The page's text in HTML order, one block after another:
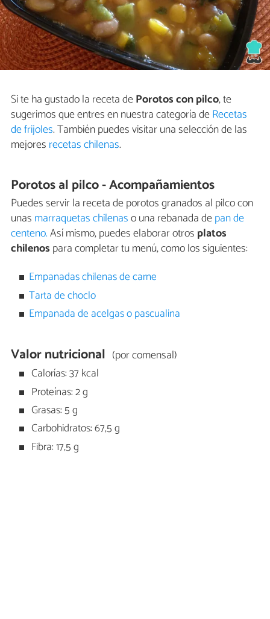
Si te ha gustado la receta dePorotos con pilco, te
sugerimos que entres en nuestra categoría deRecetas
de frijoles. También puedes visitar una selección de las
mejores recetas chilenas.
Porotos al pilco - Acompañamientos
Puedes servir la receta de porotos granados al pilco con
unas marraquetas chilenaso una rebanada depan de
centeno.Así mismo, puedes elaborar otros platos
chilenos para completar tu menú, como los siguientes:
Empanadas chilenas de carne
Tarta de choclo
Empanada de acelgas o pascualina
Valor nutricional (por comensal)
Calorías: 37 kcal
Proteínas: 2 g
Grasas: 5 g
Carbohidratos: 67,5 g
Fibra: 17,5 g